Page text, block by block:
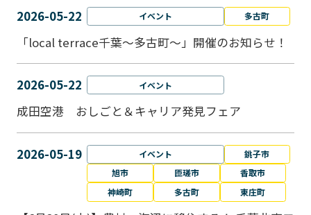
2026-05-22 イベント 多古町
「local terrace千葉～多古町～」開催のお知らせ！
2026-05-22 イベント
成田空港 おしごと＆キャリア発見フェア
2026-05-19 イベント
銚子市
旭市
匝瑳市
香取市
神崎町
多古町 東庄町